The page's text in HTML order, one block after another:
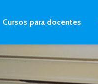
Cursos para docentes